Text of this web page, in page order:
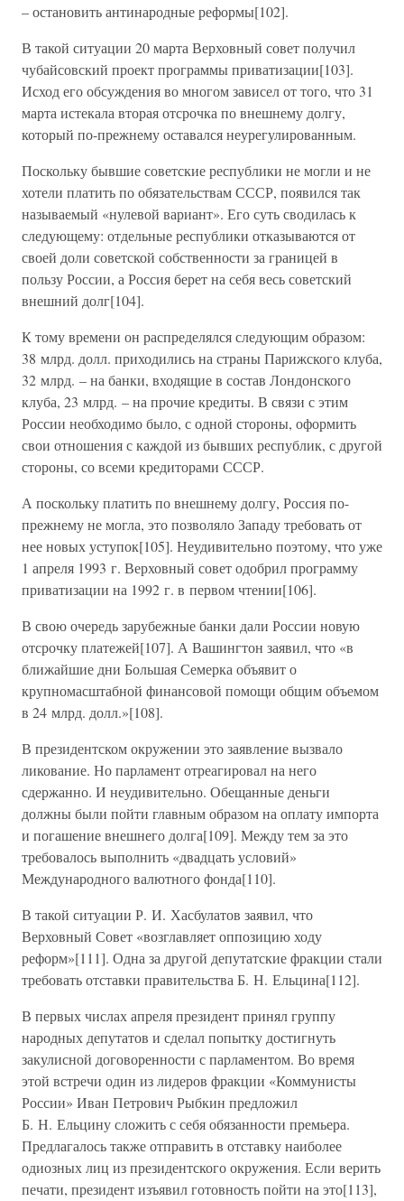
– остановить антинародные реформы[102].
В такой ситуации 20 марта Верховный совет получил
чубайсовский проект программы приватизации[103].
Исход его обсуждения во многом зависел от того, что 31
марта истекала вторая отсрочка по внешнему долгу,
который по-прежнему оставался неурегулированным.
Поскольку бывшие советские республики не могли и не
хотели платить по обязательствам СССР, появился так
называемый «нулевой вариант». Его суть сводилась к
следующему: отдельные республики отказываются от
своей доли советской собственности за границей в
пользу России, а Россия берет на себя весь советский
внешний долг[104].
К тому времени он распределялся следующим образом:
38 млрд. долл. приходились на страны Парижского клуба,
32 млрд. – на банки, входящие в состав Лондонского
клуба, 23 млрд. – на прочие кредиты. В связи с этим
России необходимо было, с одной стороны, оформить
свои отношения с каждой из бывших республик, с другой
стороны, со всеми кредиторами СССР.
А поскольку платить по внешнему долгу, Россия по-
прежнему не могла, это позволяло Западу требовать от
нее новых уступок[105]. Неудивительно поэтому, что уже
1 апреля 1993 г. Верховный совет одобрил программу
приватизации на 1992 г. в первом чтении[106].
В свою очередь зарубежные банки дали России новую
отсрочку платежей[107]. А Вашингтон заявил, что «в
ближайшие дни Большая Семерка объявит о
крупномасштабной финансовой помощи общим объемом
в 24 млрд. долл.»[108].
В президентском окружении это заявление вызвало
ликование. Но парламент отреагировал на него
сдержанно. И неудивительно. Обещанные деньги
должны были пойти главным образом на оплату импорта
и погашение внешнего долга[109]. Между тем за это
требовалось выполнить «двадцать условий»
Международного валютного фонда[110].
В такой ситуации Р. И. Хасбулатов заявил, что
Верховный Совет «возглавляет оппозицию ходу
реформ»[111]. Одна за другой депутатские фракции стали
требовать отставки правительства Б. Н. Ельцина[112].
В первых числах апреля президент принял группу
народных депутатов и сделал попытку достигнуть
закулисной договоренности с парламентом. Во время
этой встречи один из лидеров фракции «Коммунисты
России» Иван Петрович Рыбкин предложил
Б. Н. Ельцину сложить с себя обязанности премьера.
Предлагалось также отправить в отставку наиболее
одиозных лиц из президентского окружения. Если верить
печати, президент изъявил готовность пойти на это[113],